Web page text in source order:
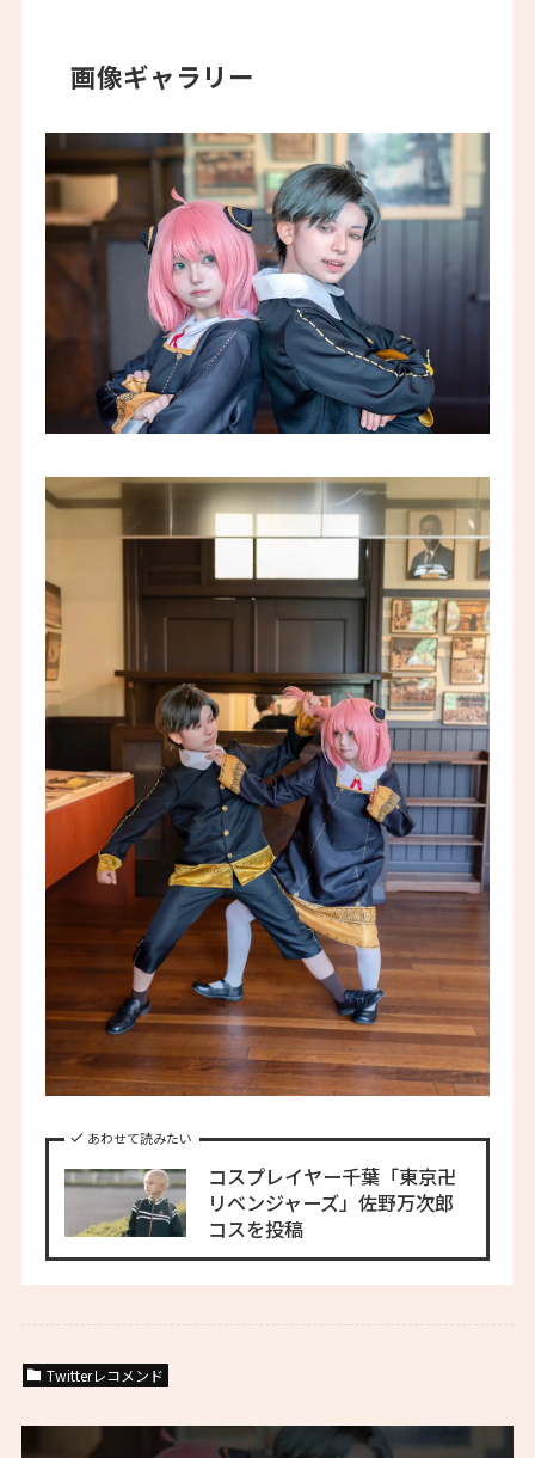
画像ギャラリー
あわせて読みたい
コスプレイヤー千葉「東京卍
リベンジャーズ」佐野万次郎
コスを投稿
Twitterレコメンド